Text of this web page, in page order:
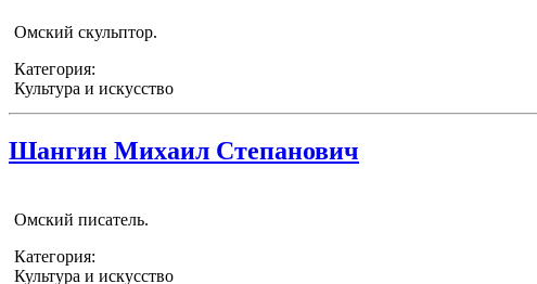
Омский скульптор.
Категория:
Культура и искусство
Шангин Михаил Степанович
Омский писатель.
Категория:
Культура и искусство